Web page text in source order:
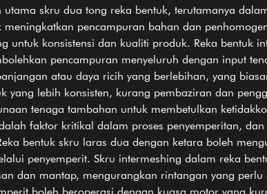
utama skru dua tong reka bentuk, terutamanya
meningkatkan pencampuran bahan dan
untuk konsistensi dan kualiti produk. Reka bentuk
pencampuran menyeluruh dengan input
atau daya ricih yang berlebihan, yang
yang lebih konsisten, kurang pembaziran dan
tenaga tambahan untuk membetulkan
faktor kritikal dalam proses penyemperitan,
bentuk skru laras dua dengan ketara boleh
penyemperit. Skru intermeshing dalam reka
dan mantap, mengurangkan rintangan yang
boleh beroperasi dengan kuasa motor yang